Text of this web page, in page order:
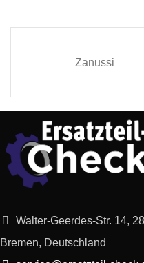
Zanussi
Walter-Geerdes-Str. 14,
Bremen, Deutschland